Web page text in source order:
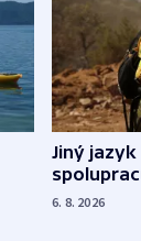
Jiný jazyk
6. 8. 2026